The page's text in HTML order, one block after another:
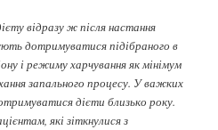
відразу ж після настання
дотримуватися підібраного в
і режиму харчування як мінімум
запального процесу. У важких
дієти близько року.
які зіткнулися з